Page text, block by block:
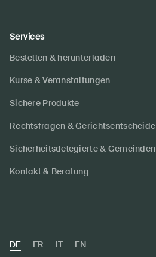
Services
Bestellen & herunterladen
Kurse & Veranstaltungen
Sichere Produkte
Rechtsfragen & Gerichtsentscheide
Sicherheitsdelegierte & Gemeinden
Kontakt & Beratung
DE FR IT EN